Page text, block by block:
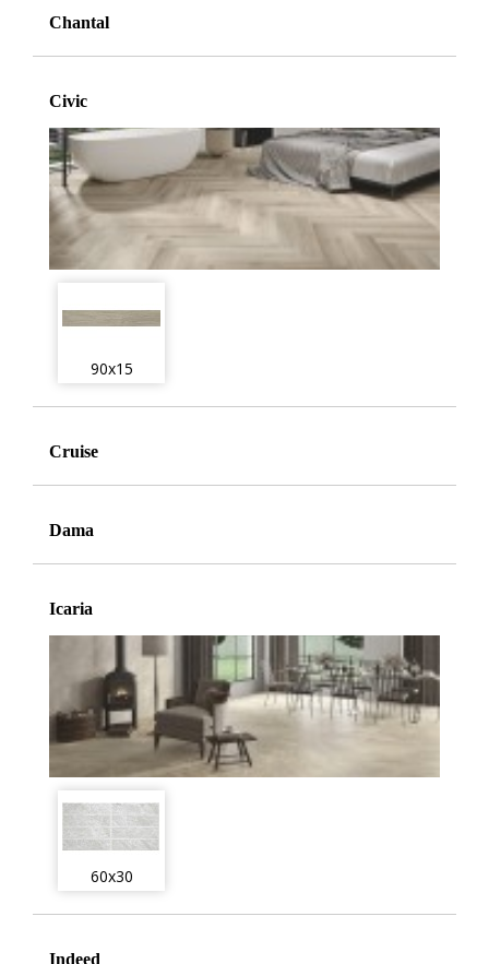
Chantal
Civic
90x15
Cruise
Dama
Icaria
60x30
Indeed